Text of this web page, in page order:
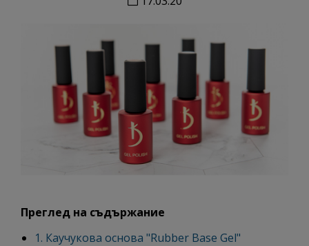
Преглед на съдържание
1. Каучукова основа "Rubber Base Gel"